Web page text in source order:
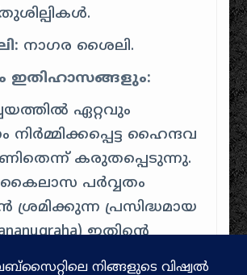
നാഗര ശൈലി.
ഇതിഹാസങ്ങളും:
ഏറ്റവും
ഹൈന്ദവ
കരുതപ്പെടുന്നു.
പർവ്വതം
ശ്രമിക്കുന്ന പ്രസിദ്ധമായ
ഇതിന്റെ
അതിമനോഹരമായി